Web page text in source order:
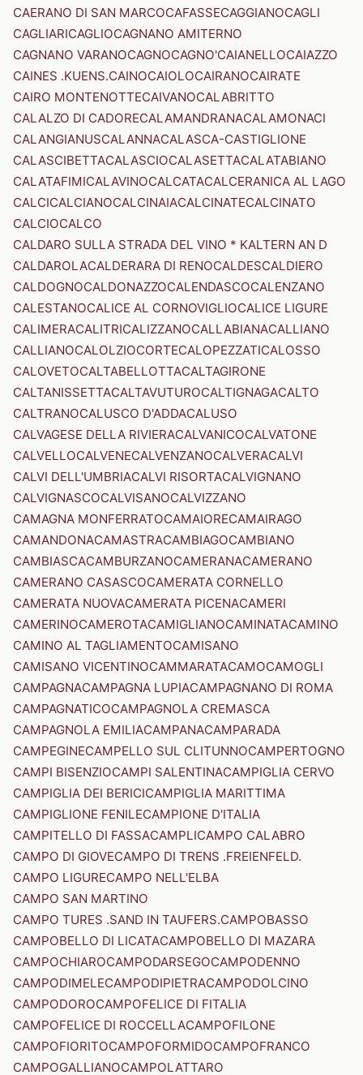
CAERANO DI SAN MARCOCAFASSECAGGIANOCAGLI
CAGLIARICAGLIOCAGNANO AMITERNO
CAGNANO VARANOCAGNOCAGNO'CAIANELLOCAIAZZO
CAINES .KUENS.CAINOCAIOLOCAIRANOCAIRATE
CAIRO MONTENOTTECAIVANOCALABRITTO
CALALZO DI CADORECALAMANDRANACALAMONACI
CALANGIANUSCALANNACALASCA-CASTIGLIONE
CALASCIBETTACALASCIOCALASETTACALATABIANO
CALATAFIMICALAVINOCALCATACALCERANICA AL LAGO
CALCICALCIANOCALCINAIACALCINATECALCINATO
CALCIOCALCO
CALDARO SULLA STRADA DEL VINO * KALTERN AN D
CALDAROLACALDERARA DI RENOCALDESCALDIERO
CALDOGNOCALDONAZZOCALENDASCOCALENZANO
CALESTANOCALICE AL CORNOVIGLIOCALICE LIGURE
CALIMERACALITRICALIZZANOCALLABIANACALLIANO
CALLIANOCALOLZIOCORTECALOPEZZATICALOSSO
CALOVETOCALTABELLOTTACALTAGIRONE
CALTANISSETTACALTAVUTUROCALTIGNAGACALTO
CALTRANOCALUSCO D'ADDACALUSO
CALVAGESE DELLA RIVIERACALVANICOCALVATONE
CALVELLOCALVENECALVENZANOCALVERACALVI
CALVI DELL'UMBRIACALVI RISORTACALVIGNANO
CALVIGNASCOCALVISANOCALVIZZANO
CAMAGNA MONFERRATOCAMAIORECAMAIRAGO
CAMANDONACAMASTRACAMBIAGOCAMBIANO
CAMBIASCACAMBURZANOCAMERANACAMERANO
CAMERANO CASASCOCAMERATA CORNELLO
CAMERATA NUOVACAMERATA PICENACAMERI
CAMERINOCAMEROTACAMIGLIANOCAMINATACAMINO
CAMINO AL TAGLIAMENTOCAMISANO
CAMISANO VICENTINOCAMMARATACAMOCAMOGLI
CAMPAGNACAMPAGNA LUPIACAMPAGNANO DI ROMA
CAMPAGNATICOCAMPAGNOLA CREMASCA
CAMPAGNOLA EMILIACAMPANACAMPARADA
CAMPEGINECAMPELLO SUL CLITUNNOCAMPERTOGNO
CAMPI BISENZIOCAMPI SALENTINACAMPIGLIA CERVO
CAMPIGLIA DEI BERICICAMPIGLIA MARITTIMA
CAMPIGLIONE FENILECAMPIONE D'ITALIA
CAMPITELLO DI FASSACAMPLICAMPO CALABRO
CAMPO DI GIOVECAMPO DI TRENS .FREIENFELD.
CAMPO LIGURECAMPO NELL'ELBA
CAMPO SAN MARTINO
CAMPO TURES .SAND IN TAUFERS.CAMPOBASSO
CAMPOBELLO DI LICATACAMPOBELLO DI MAZARA
CAMPOCHIAROCAMPODARSEGOCAMPODENNO
CAMPODIMELECAMPODIPIETRACAMPODOLCINO
CAMPODOROCAMPOFELICE DI FITALIA
CAMPOFELICE DI ROCCELLACAMPOFILONE
CAMPOFIORITOCAMPOFORMIDOCAMPOFRANCO
CAMPOGALLIANOCAMPOLATTARO